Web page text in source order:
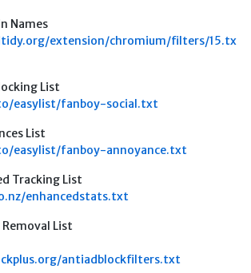
Names
extension/chromium/filters/15.tx
List
easylist/fanboy-social.txt
List
easylist/fanboy-annoyance.txt
Tracking List
enhancedstats.txt
List
antiadblockfilters.txt
形效果
折现效果
策